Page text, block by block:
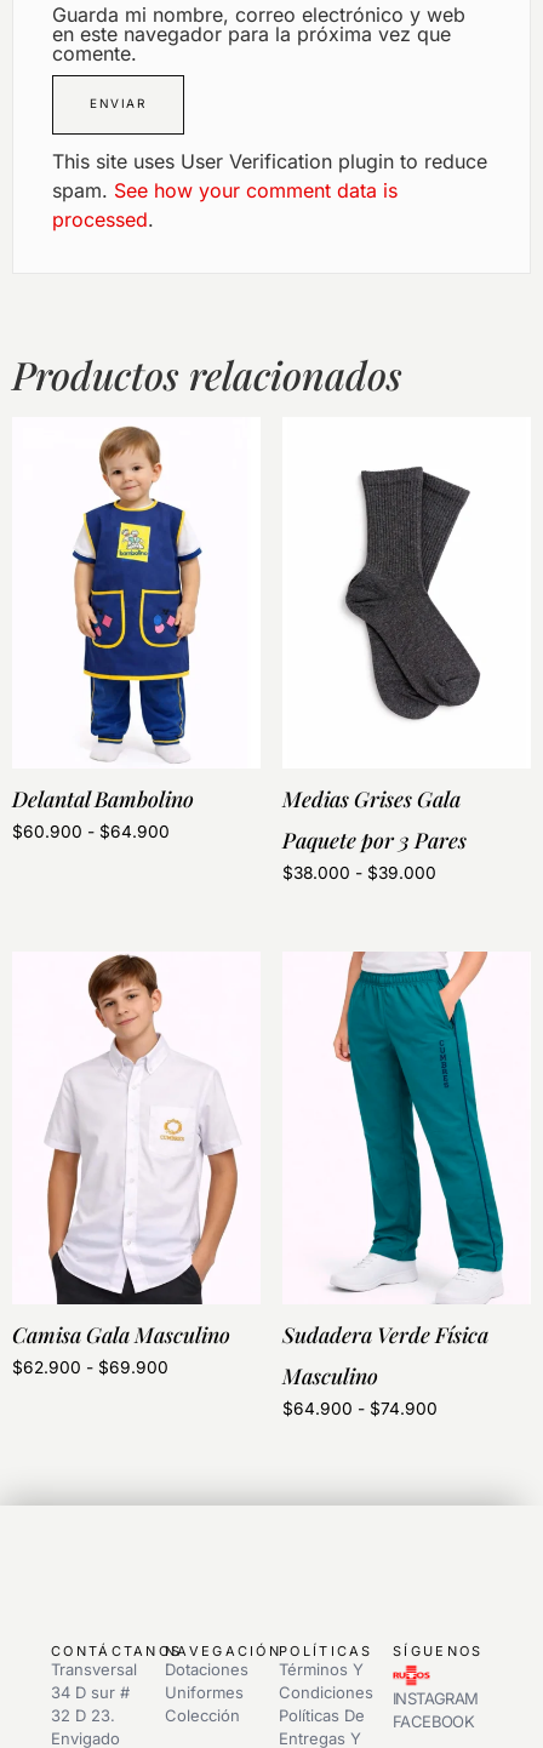
Guarda mi nombre, correo electrónico y web
en este navegador para la próxima vez que
comente.
This site uses User Verification plugin to reduce
spam. See how your comment data is
processed.
Productos relacionados
Delantal Bambolino
$60.900 - $64.900
Medias Grises Gala
Paquete por 3 Pares
$38.000 - $39.000
Camisa Gala Masculino
$62.900 - $69.900
Sudadera Verde Física
Masculino
$64.900 - $74.900
CONTÁCTANOS
Transversal
34 D sur #
32 D 23.
Envigado
NAVEGACIÓN
Dotaciones
Uniformes
Colección
POLÍTICAS
Términos Y
Condiciones
Políticas De
Entregas Y
SÍGUENOS
INSTAGRAM
FACEBOOK